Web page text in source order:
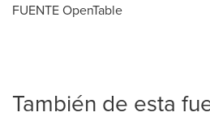
FUENTEOpenTable
También de esta